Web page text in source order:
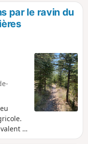
La montée vers le
sur les Préalpes de
préparez-vous à
sur le Massif des
distinguer les
le fort de
Bigue, bien que raide,
360° à couper le
vous plonge
pour conclure cette
à ne pas
grandioses et de
par le ravin du
le